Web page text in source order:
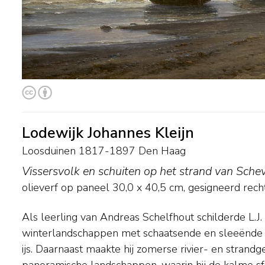
Lodewijk Johannes Kleijn
Loosduinen 1817-1897 Den Haag
Vissersvolk en schuiten op het strand van
olieverf op paneel 30,0 x 40,5 cm, gesigneerd
Als leerling van Andreas Schelfhout schilderde
winterlandschappen met schaatsende en
ijs. Daarnaast maakte hij zomerse rivier- en
het Duitse Kleef. Niet bekend is of hij daar naartoe ging voor
er zijn geen concrete aanwijzingen dat Kleijn
tekenacademie. Van Kleijns Kleefse periode getuigen een